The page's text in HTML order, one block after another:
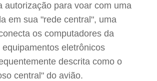
autorização para voar com uma
em sua "rede central", uma
os computadores da
eletrônicos
descrita como o
central" do avião.